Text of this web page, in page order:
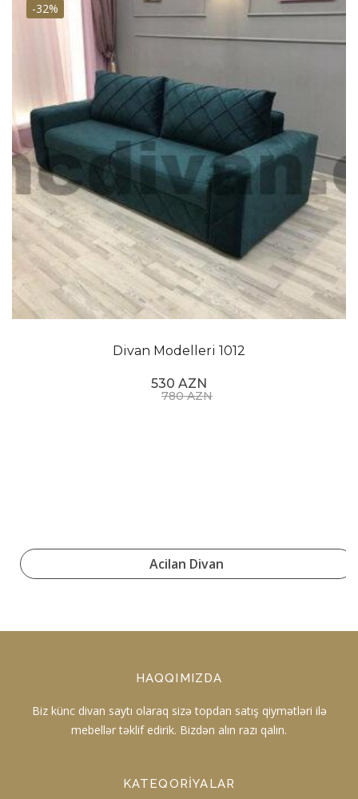
-32%
Divan Modelleri 1012
530 AZN
780 AZN
Acilan Divan
HAQQIMIZDA
Biz künc divan saytı olaraq sizə topdan satış qiymətləri ilə
mebellər təklif edirik. Bizdən alın razı qalın.
KATEQORIYALAR